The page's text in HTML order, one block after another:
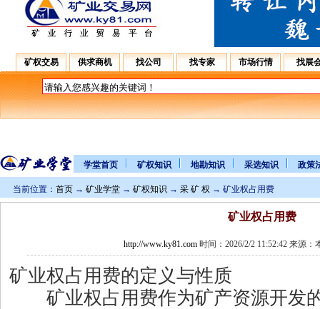
矿权交易 供求商机 找公司 找专家 市场行情 找展
学堂首页 矿权知识 地勘知识 采选知识 政策
当前位置： 首页 → 矿业学堂 → 矿权知识 → 采 矿 权 → 矿业权占用费
矿业权占用费
http://www.ky81.com时间：2026/2/2 11:52:42 来源：
矿业权占用费的定义与性质
矿业权占用费作为矿产资源开发